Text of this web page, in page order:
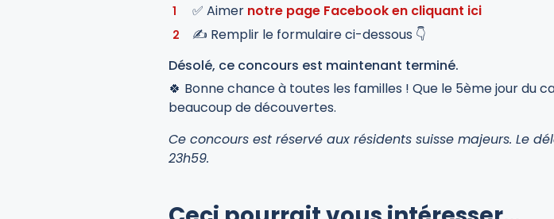
✅ Aimer notre page Facebook en cliquant ici
✍️ Remplir le formulaire ci-dessous 👇
Désolé, ce concours est maintenant terminé.
🍀 Bonne chance à toutes les familles ! Que le 5ème jour du
beaucoup de découvertes.
Ce concours est réservé aux résidents suisse majeurs. Le
23h59.